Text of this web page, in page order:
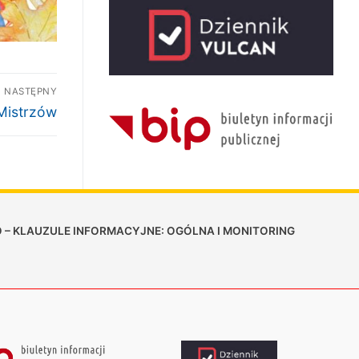
NASTĘPNY
– KLAUZULE INFORMACYJNE: OGÓLNA I MONITORING